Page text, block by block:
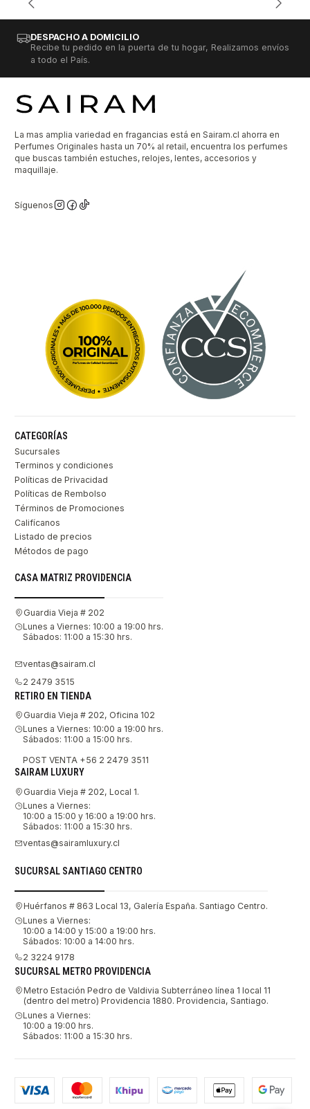
DESPACHO A DOMICILIO
Recibe tu pedido en la puerta de tu hogar, Realizamos envíos
a todo el País.
La mas amplia variedad en fragancias está en Sairam.cl ahorra en
Perfumes Originales hasta un 70% al retail, encuentra los perfumes
que buscas también estuches, relojes, lentes, accesorios y
maquillaje.
Síguenos
CATEGORÍAS
Sucursales
Terminos y condiciones
Políticas de Privacidad
Políticas de Rembolso
Términos de Promociones
Califícanos
Listado de precios
Métodos de pago
CASA MATRIZ PROVIDENCIA
Guardia Vieja # 202
Lunes a Viernes: 10:00 a 19:00 hrs.
Sábados: 11:00 a 15:30 hrs.
ventas@sairam.cl
2 2479 3515
RETIRO EN TIENDA
Guardia Vieja # 202, Oficina 102
Lunes a Viernes: 10:00 a 19:00 hrs.
Sábados: 11:00 a 15:00 hrs.
POST VENTA +56 2 2479 3511
SAIRAM LUXURY
Guardia Vieja # 202, Local 1.
Lunes a Viernes:
10:00 a 15:00 y 16:00 a 19:00 hrs.
Sábados: 11:00 a 15:30 hrs.
ventas@sairamluxury.cl
SUCURSAL SANTIAGO CENTRO
Huérfanos # 863 Local 13, Galería España. Santiago Centro.
Lunes a Viernes:
10:00 a 14:00 y 15:00 a 19:00 hrs.
Sábados: 10:00 a 14:00 hrs.
2 3224 9178
SUCURSAL METRO PROVIDENCIA
Metro Estación Pedro de Valdivia Subterráneo línea 1 local 11
(dentro del metro) Providencia 1880. Providencia, Santiago.
Lunes a Viernes:
10:00 a 19:00 hrs.
Sábados: 11:00 a 15:30 hrs.